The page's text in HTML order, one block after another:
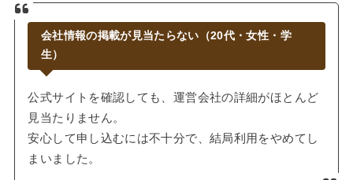
会社情報の掲載が見当たらない（20代・女性・学
生）
公式サイトを確認しても、運営会社の詳細がほとんど
見当たりません。
安心して申し込むには不十分で、結局利用をやめてし
まいました。